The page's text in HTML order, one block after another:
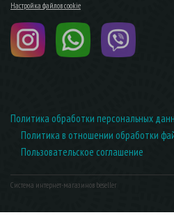
Настройка файлов cookie
Политика обработки персональных
Политика в отношении обработки
Пользовательское соглашение
Система интернет-магазинов beseller